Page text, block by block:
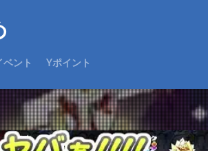
ベント Yポイント